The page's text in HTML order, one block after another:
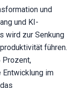
und
und KI-
wird zur Senkung
führen.
Prozent,
im